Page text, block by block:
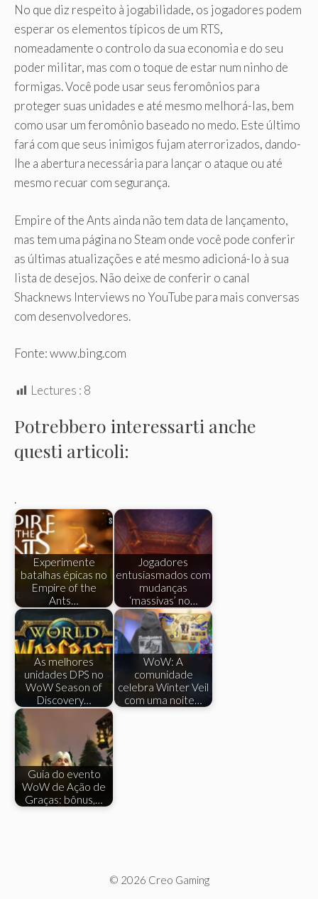
No que diz respeito à jogabilidade, os jogadores podem
esperar os elementos típicos de um RTS,
nomeadamente o controlo da sua economia e do seu
poder militar, mas com o toque de estar num ninho de
formigas. Você pode usar seus feromônios para
proteger suas unidades e até mesmo melhorá-las, bem
como usar um feromônio baseado no medo. Este último
fará com que seus inimigos fujam aterrorizados, dando-
lhe a abertura necessária para lançar o ataque ou até
mesmo recuar com segurança.
Empire of the Ants ainda não tem data de lançamento,
mas tem uma página no Steam onde você pode conferir
as últimas atualizações e até mesmo adicioná-lo à sua
lista de desejos. Não deixe de conferir o canal
Shacknews Interviews no YouTube para mais conversas
com desenvolvedores.
Fonte: www.bing.com
Lectures : 8
Potrebbero interessarti anche
questi articoli:
.
Experimente
batalhas épicas no
Empire of the
Ants…
Jogadores
entusiasmados com
mudanças
‘massivas’ no…
As melhores
unidades DPS no
WoW Season of
Discovery…
WoW: A
comunidade
celebra Winter Veil
com uma noite…
Guia do evento
WoW de Ação de
Graças: bônus,…
© 2026 Creo Gaming